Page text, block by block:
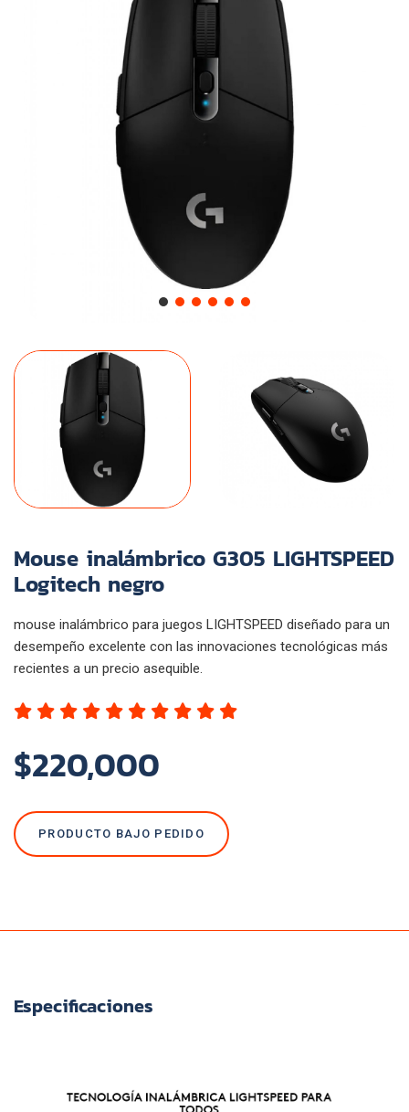
Mouse inalámbrico G305 LIGHTSPEED
Logitech negro
mouse inalámbrico para juegos LIGHTSPEED diseñado para un
desempeño excelente con las innovaciones tecnológicas más
recientes a un precio asequible.
$220,000
PRODUCTO BAJO PEDIDO
Especificaciones